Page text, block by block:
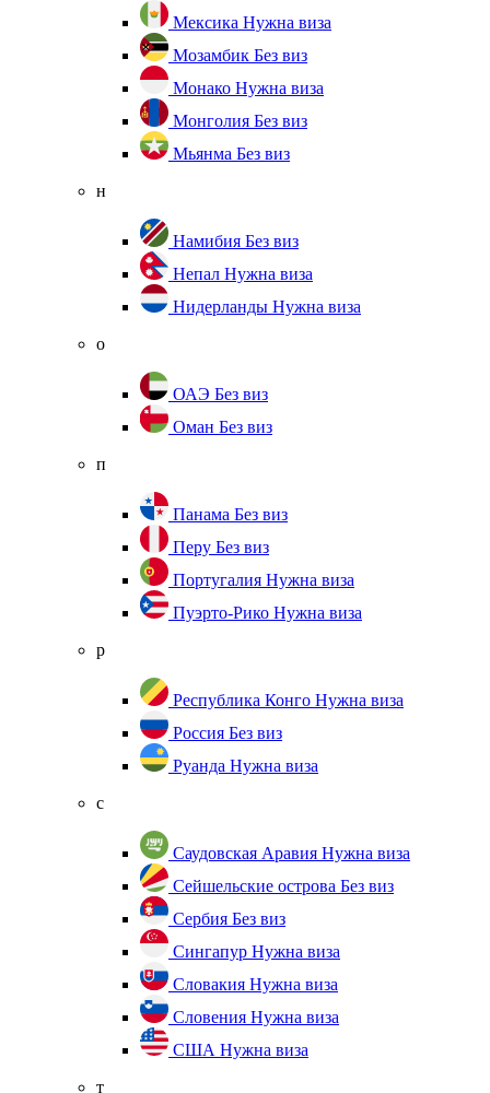
Мексика Нужна виза
Мозамбик Без виз
Монако Нужна виза
Монголия Без виз
Мьянма Без виз
н
Намибия Без виз
Непал Нужна виза
Нидерланды Нужна виза
о
ОАЭ Без виз
Оман Без виз
п
Панама Без виз
Перу Без виз
Португалия Нужна виза
Пуэрто-Рико Нужна виза
р
Республика Конго Нужна виза
Россия Без виз
Руанда Нужна виза
с
Саудовская Аравия Нужна виза
Сейшельские острова Без виз
Сербия Без виз
Сингапур Нужна виза
Словакия Нужна виза
Словения Нужна виза
США Нужна виза
т